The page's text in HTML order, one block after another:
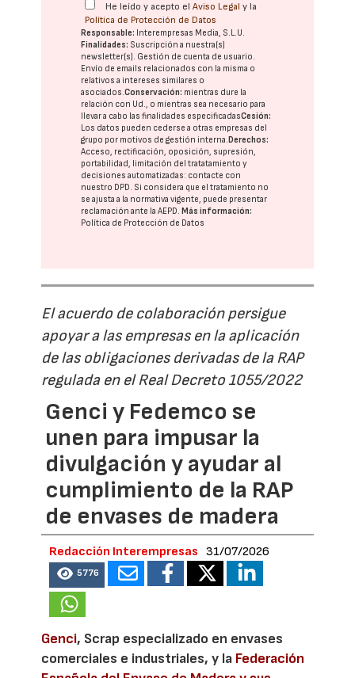
He leído y acepto elAviso Legal y la
Política de Protección de Datos
Responsable: Interempresas Media, S.L.U.
Finalidades: Suscripción a nuestra(s)
newsletter(s). Gestión de cuenta de usuario.
Envío de emails relacionados con la misma o
relativos a intereses similares o
asociados.Conservación: mientras dure la
relación con Ud., o mientras sea necesario para
llevar a cabo las finalidades especificadasCesión:
Los datos pueden cederse a otras empresas del
grupo por motivos de gestión interna. Derechos:
Acceso, rectificación, oposición, supresión,
portabilidad, limitación del tratatamiento y
decisiones automatizadas: contacte con
nuestro DPD. Si considera que el tratamiento no
se ajusta a la normativa vigente, puede presentar
reclamación ante laAEPD. Más información:
Política de Protección de Datos
El acuerdo de colaboración persigue
apoyar a las empresas en la aplicación
de las obligaciones derivadas de la RAP
regulada en el Real Decreto 1055/2022
Genci y Fedemco se
unen para impusar la
divulgación y ayudar al
cumplimiento de la RAP
de envases de madera
Redacción Interempresas 31/07/2026
5776
Genci, Scrap especializado en envases
comerciales e industriales, y la Federación